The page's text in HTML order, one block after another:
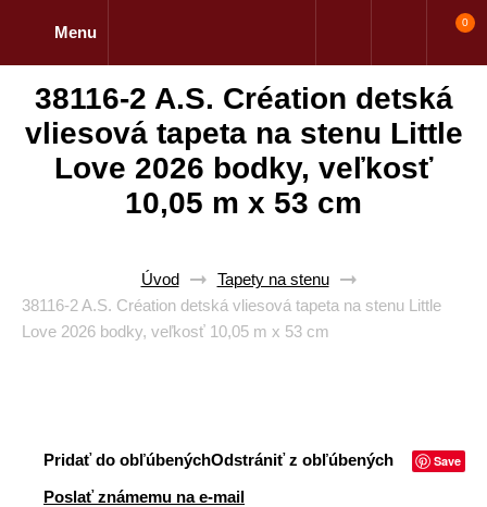
Menu
0
38116-2 A.S. Création detská
vliesová tapeta na stenu Little
Love 2026 bodky, veľkosť
10,05 m x 53 cm
Úvod
Tapety na stenu
38116-2 A.S. Création detská vliesová tapeta na stenu Little
Love 2026 bodky, veľkosť 10,05 m x 53 cm
Pridať do obľúbenýchOdstrániť z obľúbených Save
Poslať známemu na e-mail